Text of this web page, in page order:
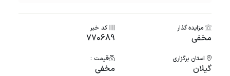
مزایده گذار
مخفی
کد خبر
770689
استان برگزاری
گیلان
قیمت :
مخفی